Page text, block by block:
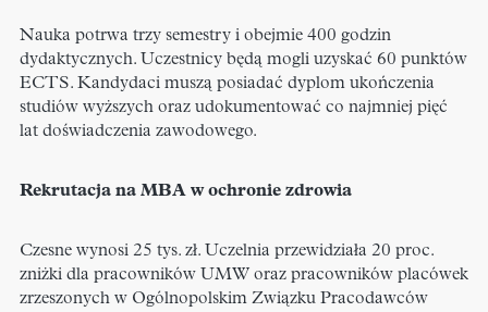
Nauka potrwa trzy semestry i obejmie 400 godzin
dydaktycznych. Uczestnicy będą mogli uzyskać 60 punktów
ECTS. Kandydaci muszą posiadać dyplom ukończenia
studiów wyższych oraz udokumentować co najmniej pięć
lat doświadczenia zawodowego.
Rekrutacja na MBA w ochronie zdrowia
Czesne wynosi 25 tys. zł. Uczelnia przewidziała 20 proc.
zniżki dla pracowników UMW oraz pracowników placówek
zrzeszonych w Ogólnopolskim Związku Pracodawców